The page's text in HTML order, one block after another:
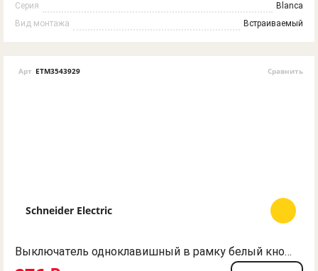
Серия
Blanca
Вид монтажа
Встраиваемый
Арт ETM3543929 Сравнить
Schneider Electric
Выключатель одноклавишный в рамку белый кнопочный Sedna Schneider Electric